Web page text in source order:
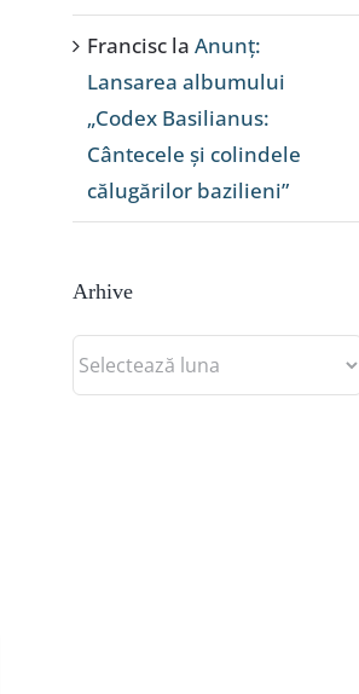
Francisc la Anunț:
Lansarea albumului
„Codex Basilianus:
Cântecele și colindele
călugărilor bazilieni”
Arhive
Arhive